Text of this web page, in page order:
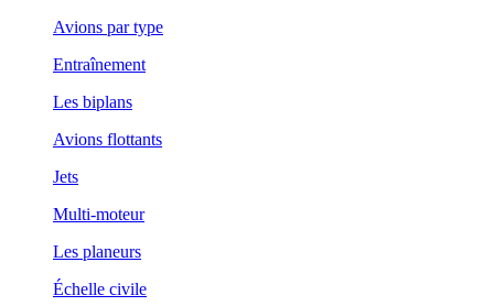
Avions par type
Entraînement
Les biplans
Avions flottants
Jets
Multi-moteur
Les planeurs
Échelle civile